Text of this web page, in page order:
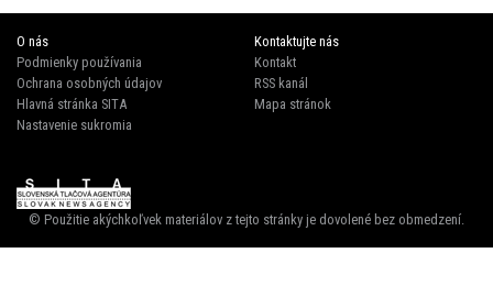
O nás
Podmienky používania
Ochrana osobných údajov
Hlavná stránka SITA
Nastavenie sukromia
Kontaktujte nás
Kontakt
RSS kanál
Mapa stránok
© Použitie akýchkoľvek materiálov z tejto stránky je dovolené bez obmedzení.